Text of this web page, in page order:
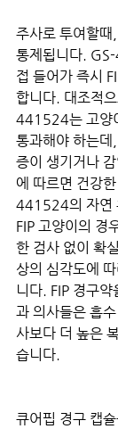
주사로 투여할때
통제됩니다.
접 들어가 즉시
합니다. 대조적
441524는 고양
통과해야 하는데
증이 생기거나
에 따르면 건강
441524의 자연
FIP 고양이의 경
한 검사 없이 확
상의 심각도에
니다. FIP 경구
과 의사들은 흡
사보다 더 높은
습니다.
큐어핍 경구 캡